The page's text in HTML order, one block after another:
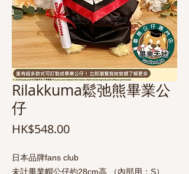
Rilakkuma鬆弛熊畢業公
仔
HK$548.00價
日本品牌fans club
未計畢業帽公仔約28cm高 （內部用：S）